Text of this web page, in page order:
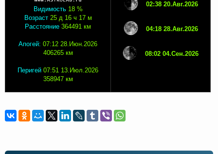
Видимость 18 %
Возраст 25 д 16 ч 17 м
Расстояние 364491 км
Апогей: 07:12 28.Июн.2026
406265 км
Перигей 07:51 13.Июл.2026
358947 км
02:38 20.Авг.2026
04:18 28.Авг.2026
08:02 04.Сен.2026